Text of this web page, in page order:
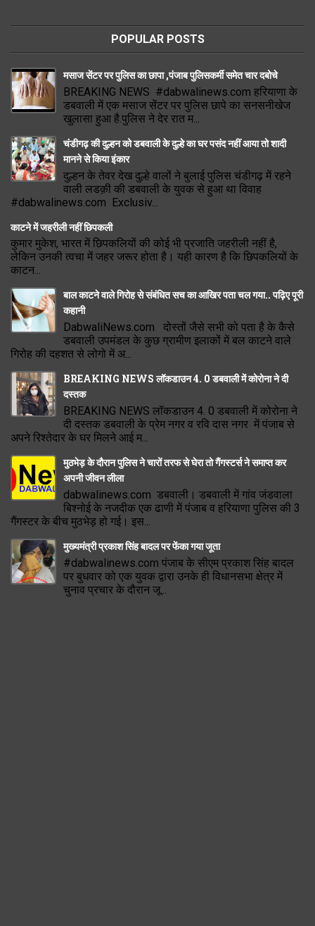
POPULAR POSTS
मसाज सेंटर पर पुलिस का छापा ,पंजाब पुलिसकर्मी समेत चार दबोचे
BREAKING NEWS #dabwalinews.com हरियाणा के
डबवाली में एक मसाज सेंटर पर पुलिस छापे का सनसनीखेज
खुलासा हुआ है.पुलिस ने देर रात म...
चंडीगढ़ की दुल्हन को डबवाली के दुल्हे का घर पसंद नहीं आया तो शादी
मानने से किया इंकार
दुल्हन के तेवर देख दुल्हे वालों ने बुलाई पुलिस चंडीगढ़ में रहने
वाली लडक़ी की डबवाली के युवक से हुआ था विवाह
#dabwalinews.com Exclusiv...
काटने में जहरीली नहीं छिपकली
कुमार मुकेश, भारत में छिपकलियों की कोई भी प्रजाति जहरीली नहीं है,
लेकिन उनकी त्वचा में जहर जरूर होता है। यही कारण है कि छिपकलियों के
काटन...
बाल काटने वाले गिरोह से संबंधित सच का आखिर पता चल गया.. पढ़िए पूरी
कहानी
DabwaliNews.com दोस्तों जैसे सभी को पता है के कैसे
डबवाली उपमंडल के कुछ ग्रामीण इलाकों में बल काटने वाले
गिरोह की दहशत से लोगो में अ...
BREAKING NEWS लॉकडाउन 4. 0 डबवाली में कोरोना ने दी
दस्तक
BREAKING NEWS लॉकडाउन 4. 0 डबवाली में कोरोना ने
दी दस्तक डबवाली के प्रेम नगर व रवि दास नगर में पंजाब से
अपने रिश्तेदार के घर मिलने आई म...
मुठभेड़ के दौरान पुलिस ने चारों तरफ से घेरा तो गैंगस्टर्स ने समाप्त कर
अपनी जीवन लीला
dabwalinews.com डबवाली। डबवाली में गांव जंडवाला
बिश्नोई के नजदीक एक ढाणी में पंजाब व हरियाणा पुलिस की 3
गैंगस्टर के बीच मुठभेड़ हो गई। इस...
मुख्यमंत्री प्रकाश सिंह बादल पर फेंका गया जूता
#dabwalinews.com पंजाब के सीएम प्रकाश सिंह बादल
पर बुधवार को एक युवक द्वारा उनके ही विधानसभा क्षेत्र में
चुनाव प्रचार के दौरान जू...